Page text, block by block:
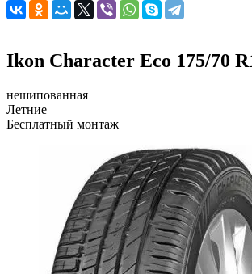
Ikon Character Eco 175/70
нешипованная
Летние
Бесплатный монтаж